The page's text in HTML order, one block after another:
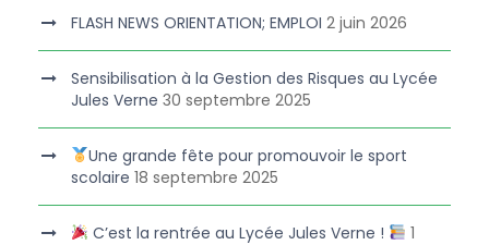
FLASH NEWS ORIENTATION; EMPLOI 2 juin 2026
Sensibilisation à la Gestion des Risques au Lycée
Jules Verne 30 septembre 2025
Une grande fête pour promouvoir le sport
scolaire 18 septembre 2025
C’est la rentrée au Lycée Jules Verne !
1